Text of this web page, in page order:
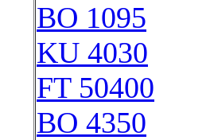
BO 1095
KU 4030
FT 50400
BO 4350